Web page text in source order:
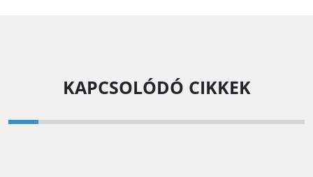
KAPCSOLÓDÓ CIKKEK